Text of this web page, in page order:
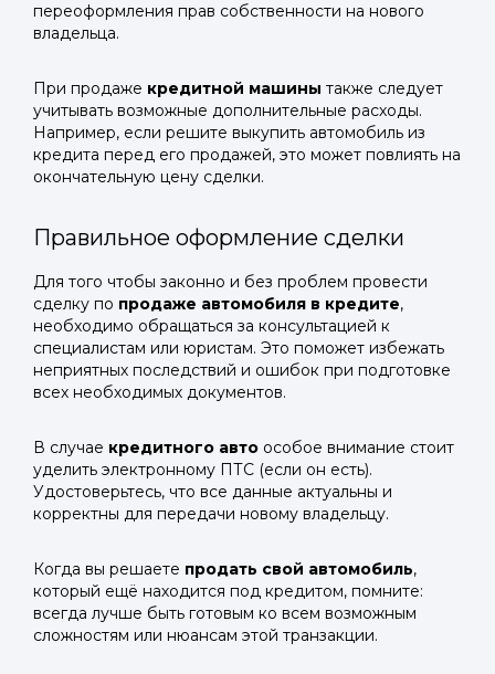
переоформления прав собственности на нового
владельца.
При продаже кредитной машины также следует
учитывать возможные дополнительные расходы.
Например, если решите выкупить автомобиль из
кредита перед его продажей, это может повлиять на
окончательную цену сделки.
Правильное оформление сделки
Для того чтобы законно и без проблем провести
сделку по продаже автомобиля в кредите,
необходимо обращаться за консультацией к
специалистам или юристам. Это поможет избежать
неприятных последствий и ошибок при подготовке
всех необходимых документов.
В случае кредитного авто особое внимание стоит
уделить электронному ПТС (если он есть).
Удостоверьтесь, что все данные актуальны и
корректны для передачи новому владельцу.
Когда вы решаете продать свой автомобиль,
который ещё находится под кредитом, помните:
всегда лучше быть готовым ко всем возможным
сложностям или нюансам этой транзакции.